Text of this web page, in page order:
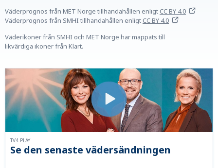
Väderprognos från MET Norge tillhandahållen enligtCC BY 4.0
Väderprognos från SMHI tillhandahållen enligtCC BY 4.0
Väderikoner från SMHI och MET Norge har mappats till
likvärdiga ikoner från Klart.
Se den senaste vädersändningen
TV4 PLAY